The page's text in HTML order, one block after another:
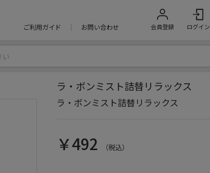
ご利用ガイド お問い合わせ 会員登録 ログイン
ラ・ボンミスト詰替リラックス
ラ・ボンミスト詰替リラックス
￥492 （税込）